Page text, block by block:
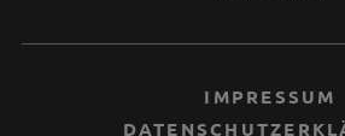
IMPRESSUM